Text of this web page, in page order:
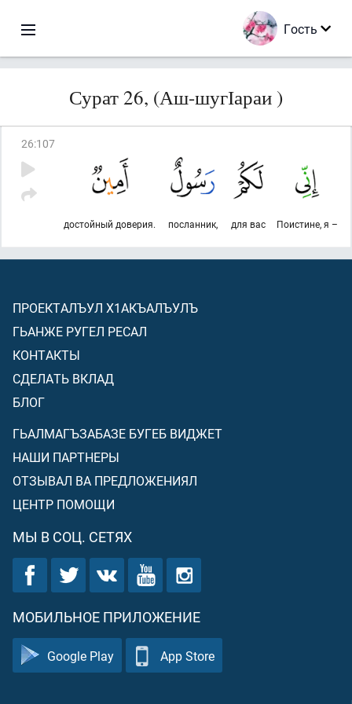
Гость
Сурат 26, (Аш-шугІараи )
26:107
Поистине, я –
для вас
посланник,
достойный доверия.
ПРОЕКТАЛЪУЛ Х1АКЪАЛЪУЛЪ
ГЬАНЖЕ РУГЕЛ РЕСАЛ
КОНТАКТЫ
СДЕЛАТЬ ВКЛАД
БЛОГ
ГЬАЛМАГЪЗАБАЗЕ БУГЕБ ВИДЖЕТ
НАШИ ПАРТНЕРЫ
ОТЗЫВАЛ ВА ПРЕДЛОЖЕНИЯЛ
ЦЕНТР ПОМОЩИ
МЫ В СОЦ. СЕТЯХ
МОБИЛЬНОЕ ПРИЛОЖЕНИЕ
Google Play App Store